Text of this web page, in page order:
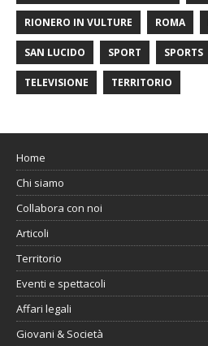
RIONERO IN VULTURE ROMA
SAN LUCIDO SPORT SPORTS
TELEVISIONE TERRITORIO
Home
Chi siamo
Collabora con noi
Articoli
Territorio
Eventi e spettacoli
Affari legali
Giovani & Società